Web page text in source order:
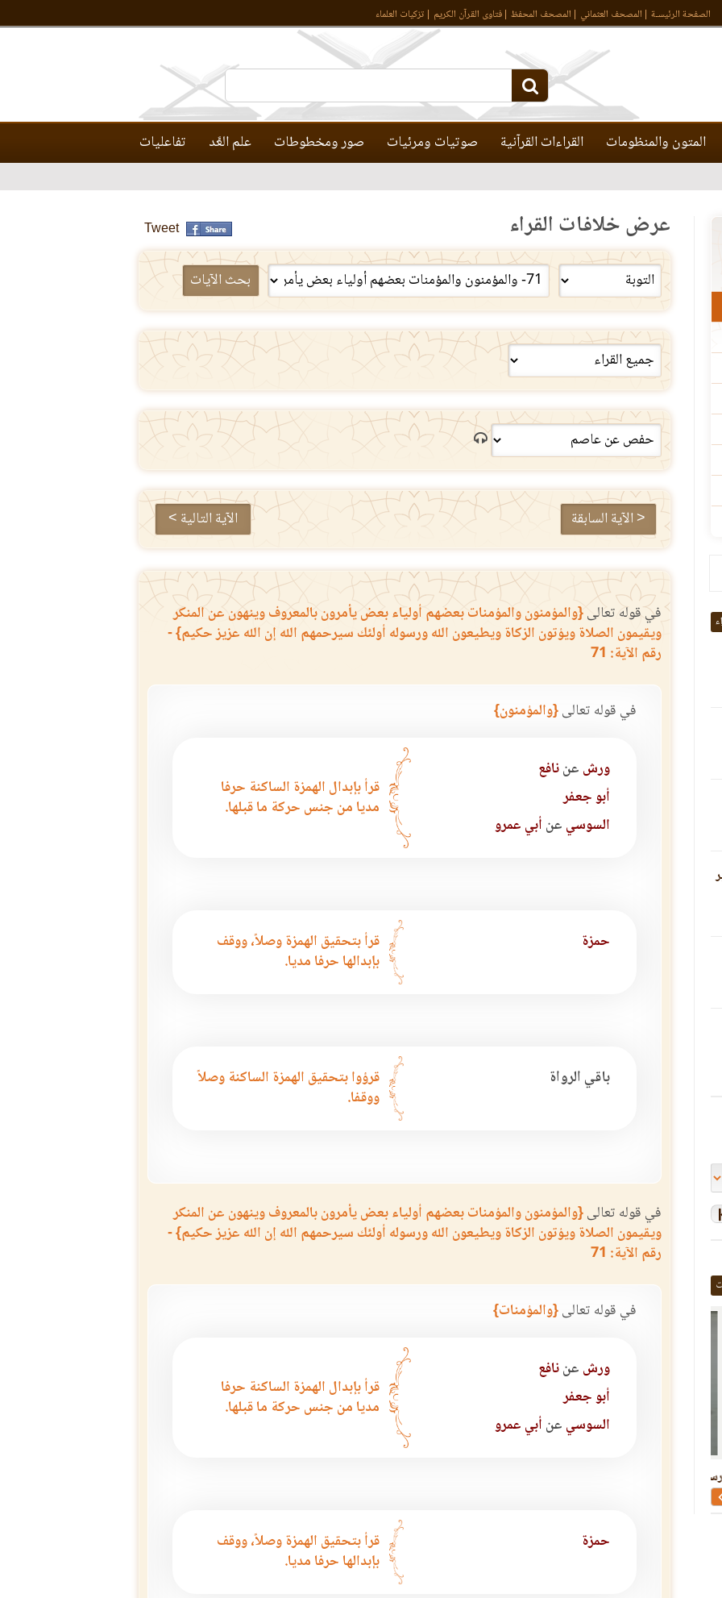
الصفحة الرئيسـة المصحف العثماني المصحف المحفظ فتاوى القرآن الكريم تزكيات العلماء
المتون والمنظومات القراءات القرآنية صوتيات ومرئيات صور ومخطوطات علم العَّد تفاعليات
عرض خلافات القراء Tweet
بحث الآيات
< الآية السابقة الآية التالية >
في قوله تعالى{والمؤمنون والمؤمنات بعضهم أولياء بعض يأمرون بالمعروف وينهون عن المنكر
ويقيمون الصلاة ويؤتون الزكاة ويطيعون الله ورسوله أولئك سيرحمهم الله إن الله عزيز حكيم} -
رقم الآية: 71
في قوله تعالى{والمؤمنون}
ورش عننافع
أبو جعفر
السوسي عن أبي عمرو
قرأ بإبدال الهمزة الساكنة حرفا
مديا من جنس حركة ما قبلها.
حمزة
قرأ بتحقيق الهمزة وصلاً، ووقف
بإبدالها حرفا مديا.
باقي الرواة
قرؤوا بتحقيق الهمزة الساكنة وصلاً
ووقفا.
في قوله تعالى{والمؤمنون والمؤمنات بعضهم أولياء بعض يأمرون بالمعروف وينهون عن المنكر
ويقيمون الصلاة ويؤتون الزكاة ويطيعون الله ورسوله أولئك سيرحمهم الله إن الله عزيز حكيم} -
رقم الآية: 71
في قوله تعالى{والمؤمنات}
ورش عننافع
أبو جعفر
السوسي عن أبي عمرو
قرأ بإبدال الهمزة الساكنة حرفا
مديا من جنس حركة ما قبلها.
حمزة
قرأ بتحقيق الهمزة وصلاً، ووقف
بإبدالها حرفا مديا.